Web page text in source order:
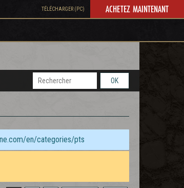
TÉLÉCHARGER (PC) ACHETEZ MAINTENANT
OK
en/categories/pts